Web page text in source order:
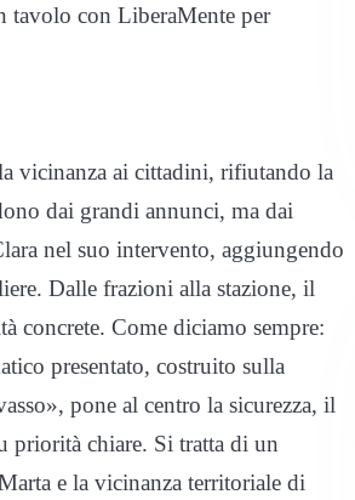
tavolo con LiberaMente per
vicinanza ai cittadini, rifiutando la
dai grandi annunci, ma dai
nel suo intervento, aggiungendo
Dalle frazioni alla stazione, il
concrete. Come diciamo sempre:
presentato, costruito sulla
pone al centro la sicurezza, il
priorità chiare. Si tratta di un
e la vicinanza territoriale di